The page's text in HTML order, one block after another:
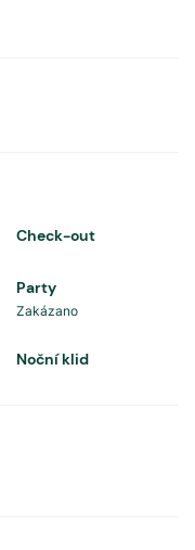
Check-out
Party
Zakázano
Noční klid